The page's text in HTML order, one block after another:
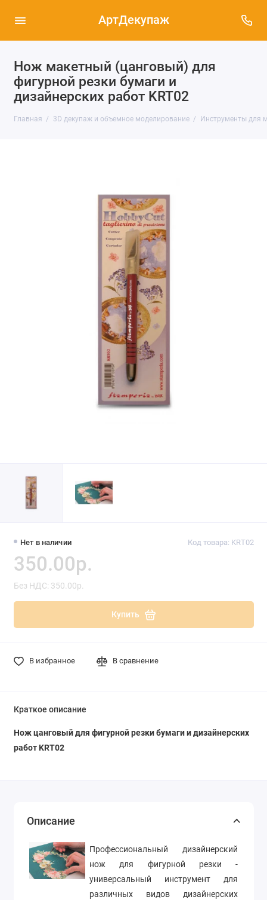
АртДекупаж
Нож макетный (цанговый) для
фигурной резки бумаги и
дизайнерских работ KRT02
Главная 3D декупаж и объемное моделирование Инструменты для
Нет в наличии Код товара: KRT02
350.00р.
Без НДС: 350.00р.
Купить
В избранное В сравнение
Краткое описание
Нож цанговый для фигурной резки бумаги и дизайнерских
работ KRT02
Описание
Профессиональный дизайнерский
нож для фигурной резки -
универсальный инструмент для
различных видов дизайнерских